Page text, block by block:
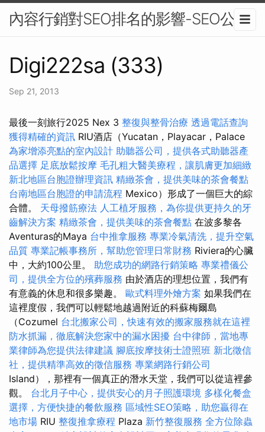
內容行銷對SEO排名的影響-SEO公司
Digi222sa (333)
Sep 21, 2013
最後一刻旅行2025 Nex 3 整復與整骨治療 透過電話查詢
獲得精確的資訊 RIU酒店（Yucatan，Playacar，Palace
為家增添亮點的室內設計 助聽器公司，提供各式助聽器產
品選擇 足底放鬆按摩 毛孔粗大醫美療程，讓肌膚更加細緻
新北地區台胞證辦理資訊 精緻茶會，提供美味的茶會餐點
台南地區台胞證的申請流程 Mexico）形成了一個巨大的綜
合體。 天母撥筋療法 人工植牙服務，為你提供更持久的牙
齒解決方案 精緻茶會，提供美味的茶會餐點 在波多黎各
Aventuras的Maya 台中推拿服務 專業冷氣清洗，提升空氣
品質 專業記帳事務所，幫助您管理日常財務 Riviera的心臟
中，大約100公里。 助您成功的網路行銷策略 專業禮儀公
司，提供全方位的殯葬服務 由於酒店的理想位置，我們有
有意義的休息和很多樂趣。 歐式料理外燴方案 如果我們在
這裡度假，我們可以輕鬆地越過附近的科蘇梅爾島
（Cozumel 台北搬家公司，快速有效的搬家服務就在這裡
防水抓漏，徹底解決您家中的漏水困擾 台中律師，當地專
業律師為您提供法律建議 腳底按摩技術士證照班 新北徵信
社，提供精準高效的徵信服務 專業網路行銷公司
Island），那裡有一個真正的潛水天堂，我們可以從這裡參
觀。 台北月子中心，提供安心的月子照護環境 多樣化餐盒
選擇，方便快捷的餐飲服務 區域性SEO策略，助您贏得在
地市場 RIU 整復推拿療程 Plaza 新竹整復服務 全方位除蟲